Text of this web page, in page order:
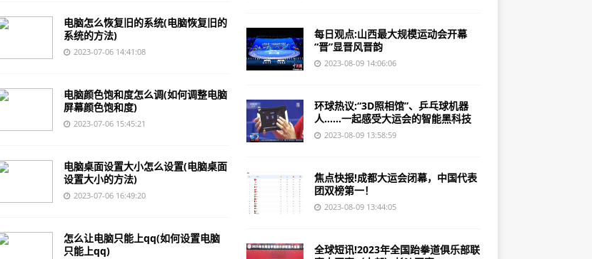
电脑怎么恢复旧的系统(电脑恢复旧的
系统的方法)
2023-07-06 14:41:08
电脑颜色饱和度怎么调(如何调整电脑
屏幕颜色饱和度)
2023-07-06 15:45:21
电脑桌面设置大小怎么设置(电脑桌面
设置大小的方法)
2023-07-06 16:49:20
怎么让电脑只能上qq(如何设置电脑
只能上qq)
每日观点:山西最大规模运动会开幕
“晋”显晋风晋韵
2023-08-09 14:06:06
环球热议:“3D照相馆”、乒乓球机器
人……一起感受大运会的智能黑科技
2023-08-09 13:58:59
焦点快报!成都大运会闭幕，中国代表
团双榜第一！
2023-08-09 13:44:05
全球短讯!2023年全国跆拳道俱乐部联